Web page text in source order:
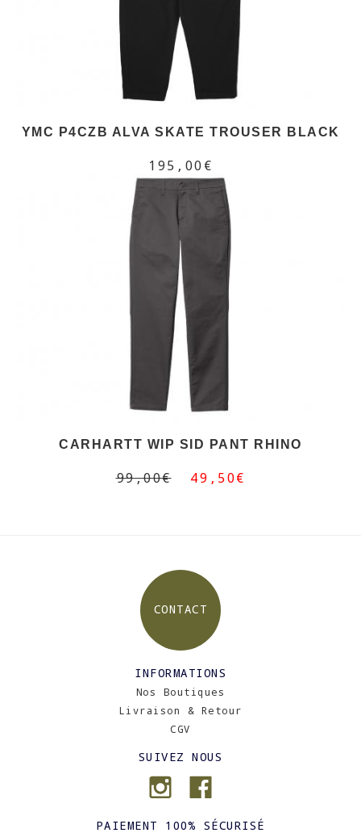
YMC P4CZB ALVA SKATE TROUSER BLACK
195,00€
CARHARTT WIP SID PANT RHINO
99,00€ 49,50€
CONTACT
INFORMATIONS
Nos Boutiques
Livraison & Retour
CGV
SUIVEZ NOUS
PAIEMENT 100% SÉCURISÉ